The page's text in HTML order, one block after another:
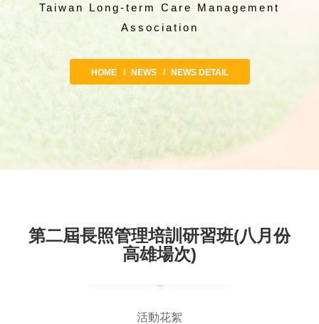
Taiwan Long-term Care Management
Association
HOME NEWS NEWS DETAIL
第二屆長照管理培訓研習班(八月份
高雄場次)
活動花絮